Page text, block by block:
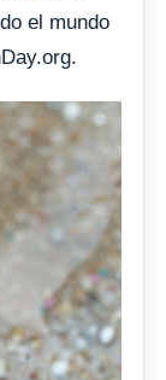
el mundo